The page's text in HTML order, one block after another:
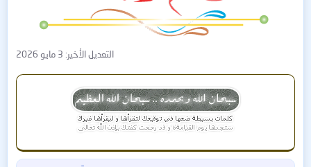
التعديل الأخير: 3 مايو 2026